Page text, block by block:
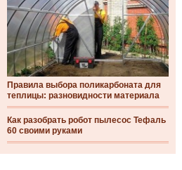
Правила выбора поликарбоната для
теплицы: разновидности материала
Как разобрать робот пылесос Тефаль
60 своими руками